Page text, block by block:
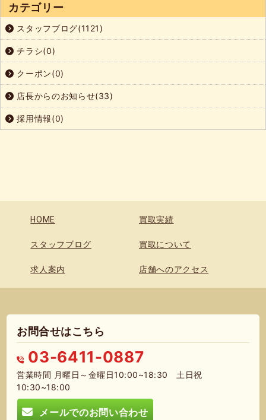
カテゴリー
スタッフブログ(1121)
チラシ(0)
クーポン(0)
店長からのお知らせ(33)
採用情報(0)
HOME 買取実績
スタッフブログ 買取について
求人案内 店舗へのアクセス
お問合せはこちら
03-6411-0887
営業時間 月曜日～金曜日10:00~18:30 土日祝
10:30~18:00
メールでのお問い合わせ